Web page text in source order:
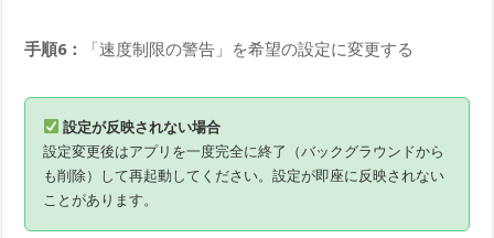
手順6： 「速度制限の警告」を希望の設定に変更する
設定が反映されない場合
設定変更後はアプリを一度完全に終了（バックグラウンドから
も削除）して再起動してください。設定が即座に反映されない
ことがあります。